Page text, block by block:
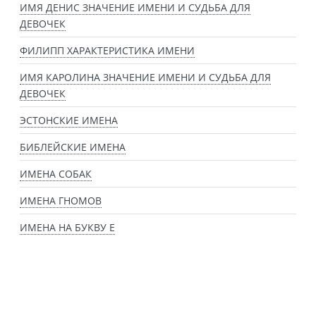
ИМЯ ДЕНИС ЗНАЧЕНИЕ ИМЕНИ И СУДЬБА ДЛЯ
ДЕВОЧЕК
ФИЛИПП ХАРАКТЕРИСТИКА ИМЕНИ
ИМЯ КАРОЛИНА ЗНАЧЕНИЕ ИМЕНИ И СУДЬБА ДЛЯ
ДЕВОЧЕК
ЭСТОНСКИЕ ИМЕНА
БИБЛЕЙСКИЕ ИМЕНА
ИМЕНА СОБАК
ИМЕНА ГНОМОВ
ИМЕНА НА БУКВУ Е